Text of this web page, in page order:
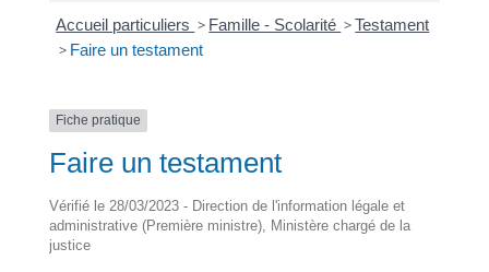
Accueil particuliers > Famille - Scolarité >Testament
> Faire un testament
Fiche pratique
Faire un testament
Vérifié le 28/03/2023 - Direction de l'information légale et
administrative (Première ministre), Ministère chargé de la
justice